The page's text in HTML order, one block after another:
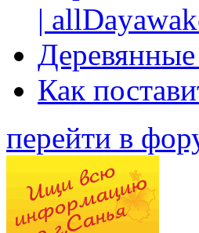
|
Как
перейти в